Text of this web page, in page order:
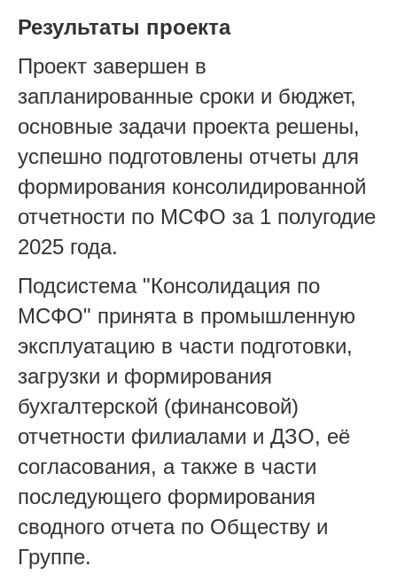
Результаты проекта
Проект завершен в
запланированные сроки и бюджет,
основные задачи проекта решены,
успешно подготовлены отчеты для
формирования консолидированной
отчетности по МСФО за 1 полугодие
2025 года.
Подсистема "Консолидация по
МСФО" принята в промышленную
эксплуатацию в части подготовки,
загрузки и формирования
бухгалтерской (финансовой)
отчетности филиалами и ДЗО, её
согласования, а также в части
последующего формирования
сводного отчета по Обществу и
Группе.